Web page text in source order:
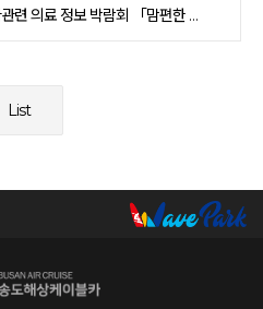
임신ㆍ출산ㆍ육아관련 의료 정보 박람회 「맘편한 부산」 홍보 영상 촬영
List